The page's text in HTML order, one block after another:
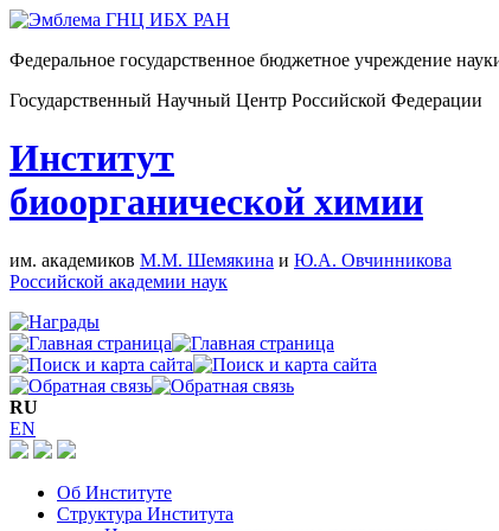
Федеральное государственное бюджетное учреждение
Государственный Научный Центр Российской Федерации
Институт
биоорганической химии
им. академиков М.М. Шемякина и Ю.А. Овчинникова
Российской академии наук
RU
EN
Об Институте
Структура Института